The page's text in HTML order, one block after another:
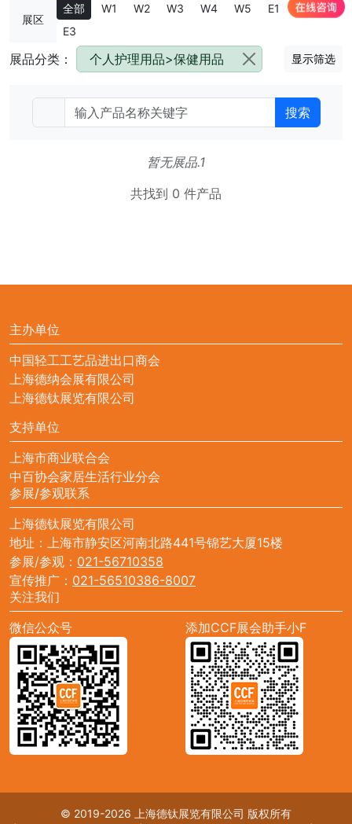
展区
全部 W1 W2 W3 W4 W5 E1
E2
E3
展品分类： 个人护理用品>保健用品 显示筛选
搜索
暂无展品.1
共找到 0 件产品
主办单位
中国轻工工艺品进出口商会
上海德纳会展有限公司
上海德钛展览有限公司
支持单位
上海市商业联合会
中百协会家居生活行业分会
参展/参观联系
上海德钛展览有限公司
地址：上海市静安区河南北路441号锦艺大厦15楼
参展/参观： 021-56710358
宣传推广： 021-56510386-8007
关注我们
微信公众号
添加CCF展会助手小F
© 2019-2026 上海德钛展览有限公司 版权所有